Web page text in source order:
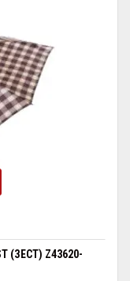
(ЗЕСТ) Z43620-